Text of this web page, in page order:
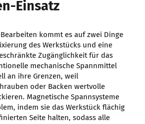
Einsatz
kommt es auf zwei Dinge
des Werkstücks und eine
Zugänglichkeit für das
mechanische Spannmittel
an ihre Grenzen, weil
oder Backen wertvolle
Magnetische Spannsysteme
indem sie das Werkstück flächig
Seite halten, sodass alle